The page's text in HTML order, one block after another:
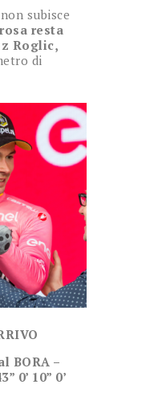
subisce
resta
Roglic,
di
BORA –
0’ 10” 0’